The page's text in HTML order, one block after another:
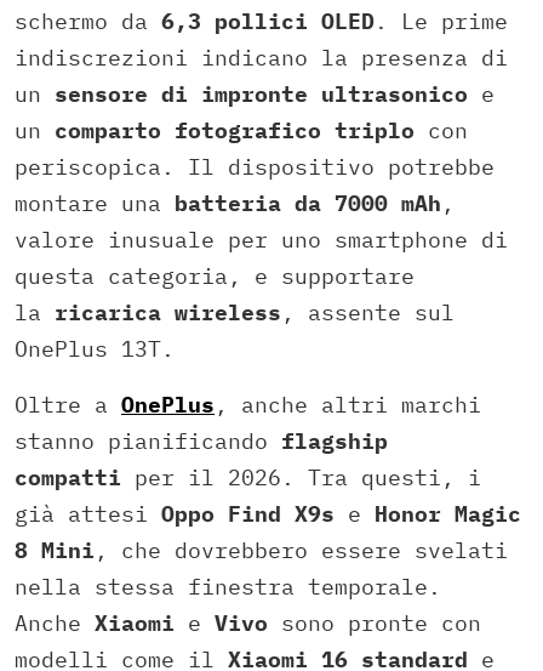
schermo da 6,3 pollici OLED. Le prime
indiscrezioni indicano la presenza di
un sensore di impronte ultrasonico e
un comparto fotografico triplo con
periscopica. Il dispositivo potrebbe
montare una batteria da 7000 mAh ,
valore inusuale per uno smartphone di
questa categoria, e supportare
la ricarica wireless , assente sul
OnePlus 13T.
Oltre a OnePlus , anche altri marchi
stanno pianificando flagship
compatti per il 2026. Tra questi, i
già attesi Oppo Find X9s e Honor Magic
8 Mini , che dovrebbero essere svelati
nella stessa finestra temporale.
Anche Xiaomi e Vivo sono pronte con
modelli come il Xiaomi 16 standard e